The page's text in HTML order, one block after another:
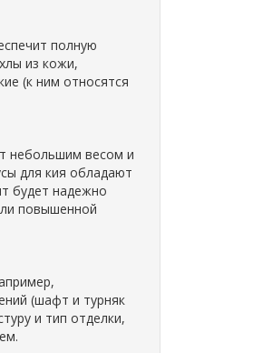
полную
из кожи,
(к ним относятся
небольшим весом и
для кия обладают
будет надежно
повышенной
(шафт и турняк
и тип отделки,